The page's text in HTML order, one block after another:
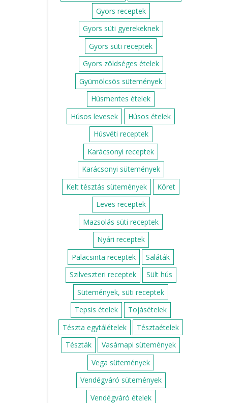
Gyors receptek
Gyors süti gyerekeknek
Gyors süti receptek
Gyors zöldséges ételek
Gyümölcsös sütemények
Húsmentes ételek
Húsos levesek
Húsos ételek
Húsvéti receptek
Karácsonyi receptek
Karácsonyi sütemények
Kelt tésztás sütemények
Köret
Leves receptek
Mazsolás süti receptek
Nyári receptek
Palacsinta receptek
Saláták
Szilveszteri receptek
Sült hús
Sütemények, süti receptek
Tepsis ételek
Tojásételek
Tészta egytálételek
Tésztaételek
Tészták
Vasárnapi sütemények
Vega sütemények
Vendégváró sütemények
Vendégváró ételek